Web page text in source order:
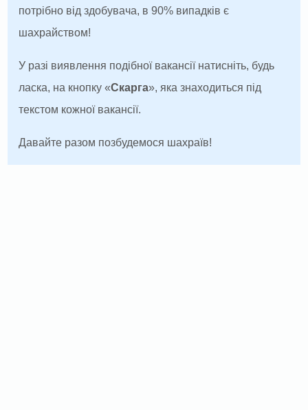
потрібно від здобувача, в 90% випадків є
шахрайством!
У разі виявлення подібної вакансії натисніть, будь
ласка, на кнопку «Скарга», яка знаходиться під
текстом кожної вакансії.
Давайте разом позбудемося шахраїв!